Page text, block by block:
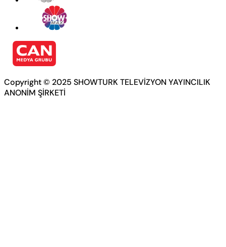
Copyright © 2025 SHOWTURK TELEVİZYON YAYINCILIK
ANONİM ŞİRKETİ